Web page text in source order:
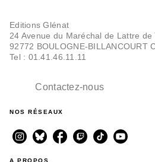
Editions Glénat
24 Avenue du Maréchal de Lattre de
92772 BOULOGNE-BILLANCOURT
Tel : 01.41.46.11.11
Contactez-nous
NOS RÉSEAUX
A PROPOS